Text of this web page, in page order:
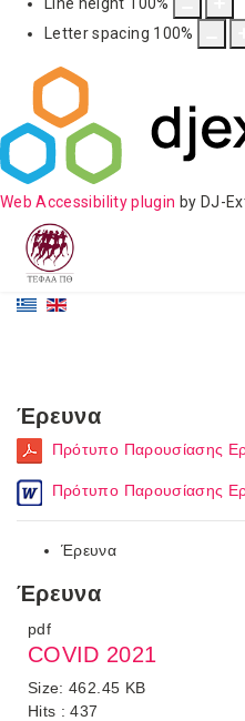
Letter spacing 100%
Web Accessibility plugin by DJ-
Έρευνα
Πρότυπο Παρουσίασης
Πρότυπο Παρουσίασης
Έρευνα
Έρευνα
pdf
COVID 2021
Size:462.45 KB
Hits :437